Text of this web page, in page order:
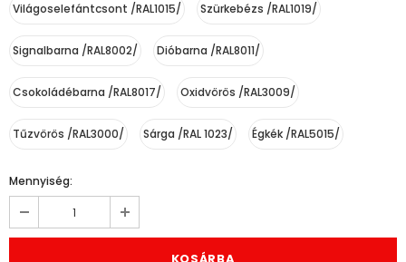
Világoselefántcsont /RAL1015/ Szürkebézs /RAL1019/
Signalbarna /RAL8002/ Dióbarna /RAL8011/
Csokoládébarna /RAL8017/ Oxidvörös /RAL3009/
Tűzvörös /RAL3000/ Sárga /RAL 1023/ Égkék /RAL5015/
Mennyiség: